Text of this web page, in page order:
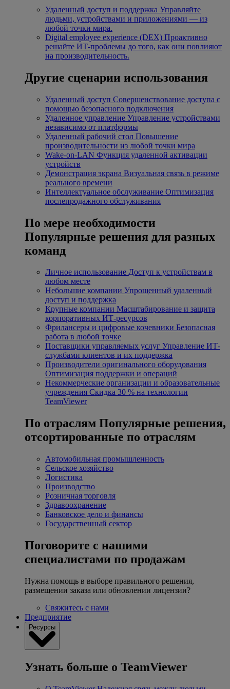
Удаленный доступ и поддержка Управляйте
людьми, устройствами и приложениями — из
любой точки мира.
Digital employee experience (DEX) Проактивно
решайте ИТ-проблемы до того, как они повлияют
на производительность.
Другие сценарии использования
Удаленный доступ Совершенствование доступа с
помощью безопасного подключения
Удаленное управление Управление устройствами
независимо от платформы
Удаленный рабочий стол Повышение
производительности из любой точки мира
Wake-on-LAN Функция удаленной активации
устройств
Демонстрация экрана Визуальная связь в режиме
реального времени
Интеллектуальное обслуживание Оптимизация
послепродажного обслуживания
По мере необходимости
Популярные решения для разных
команд
Личное использование Доступ к устройствам в
любом месте
Небольшие компании Упрощенный удаленный
доступ и поддержка
Крупные компании Масштабирование и защита
корпоративных ИТ-ресурсов
Фрилансеры и цифровые кочевники Безопасная
работа в любой точке
Поставщики управляемых услуг Управление ИТ-
службами клиентов и их поддержка
Производители оригинального оборудования
Оптимизация поддержки и операций
Некоммерческие организации и образовательные
учреждения Скидка 30 % на технологии
TeamViewer
По отраслям Популярные решения,
отсортированные по отраслям
Автомобильная промышленность
Сельское хозяйство
Логистика
Производство
Розничная торговля
Здравоохранение
Банковское дело и финансы
Государственный сектор
Поговорите с нашими
специалистами по продажам
Нужна помощь в выборе правильного решения,
размещении заказа или обновлении лицензии?
Свяжитесь с нами
Предприятие
Ресурсы
Узнать больше о TeamViewer